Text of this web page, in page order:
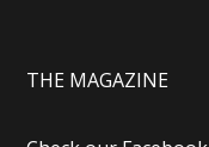
THE MAGAZINE